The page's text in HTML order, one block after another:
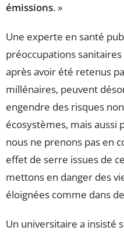
émissions. »
Une experte en santé
préoccupations
après avoir été retenus
millénaires, peuvent
engendre des risques
écosystèmes, mais aussi
nous ne prenons pas en
effet de serre issues de
mettons en danger des
éloignées comme dans
Un universitaire a insisté